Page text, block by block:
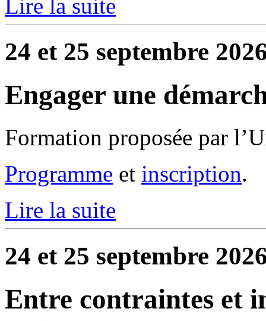
Lire la suite
24 et 25 septembre
Engager une
Formation proposée par
Programme et inscription.
Lire la suite
24 et 25 septembre
Entre contraintes et